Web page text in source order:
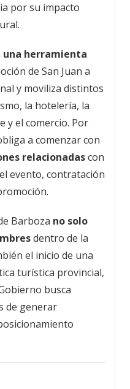
por su impacto
una herramienta
de San Juan a
y moviliza distintos
la hotelería, la
y el comercio. Por
a comenzar con
relacionadascon
evento, contratación
Barboza no solo
dentro de la
el inicio de una
turística provincial,
busca
de generar